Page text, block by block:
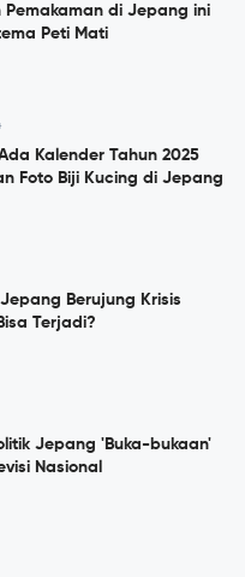
Pemakaman di Jepang ini
Peti Mati
Kalender Tahun 2025
Foto Biji Kucing di Jepang
Berujung Krisis
Terjadi?
Jepang 'Buka-bukaan'
Nasional